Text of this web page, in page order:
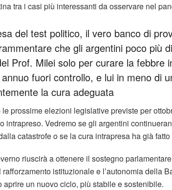
tra i casi più interessanti da osservare nel
del test politico, il vero banco di
che gli argentini poco più
Prof. Milei solo per curare la febbre
fuori controllo, e lui in meno di
la cura adeguata
prossime elezioni legislative previste per
intrapreso. Vedremo se gli argentini
catastrofe o se la cura intrapresa ha già
riuscirà a ottenere il sostegno
rafforzamento istituzionale e l’autonomia della
aprire un nuovo ciclo, più stabile e sostenibile.